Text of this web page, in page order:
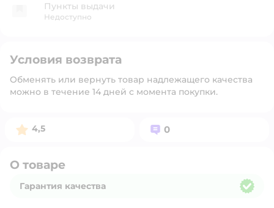
Пункты выдачи
Недоступно
Условия возврата
Обменять или вернуть товар надлежащего качества
можно в течение 14 дней с момента покупки.
Рейтинг:
4,5 Вопросов:
0
О товаре
Гарантия качества